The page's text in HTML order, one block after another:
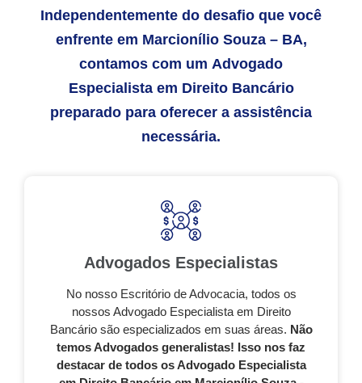
Independentemente do desafio que você
enfrente em Marcionílio Souza – BA,
contamos com um Advogado
Especialista em Direito Bancário
preparado para oferecer a assistência
necessária.
Advogados Especialistas
No nosso Escritório de Advocacia, todos os
nossos Advogado Especialista em Direito
Bancário são especializados em suas áreas. Não
temos Advogados generalistas! Isso nos faz
destacar de todos os Advogado Especialista